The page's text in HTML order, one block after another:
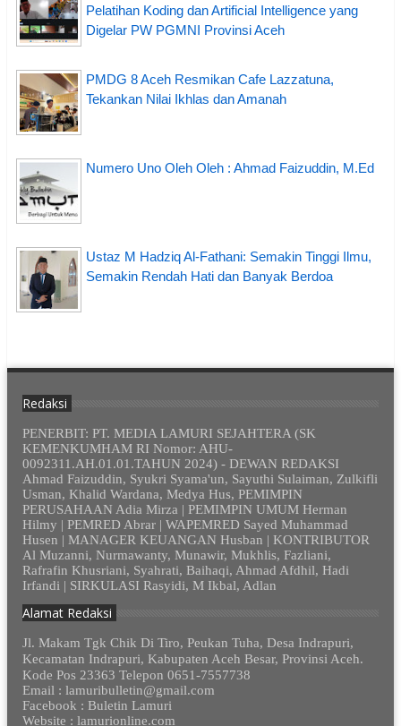
Pelatihan Koding dan Artificial Intelligence yang
Digelar PW PGMNI Provinsi Aceh
PMDG 8 Aceh Resmikan Cafe Lazzatuna,
Tekankan Nilai Ikhlas dan Amanah
Numero Uno Oleh Oleh : Ahmad Faizuddin, M.Ed
Ustaz M Hadziq Al-Fathani: Semakin Tinggi Ilmu,
Semakin Rendah Hati dan Banyak Berdoa
Redaksi
PENERBIT: PT. MEDIA LAMURI SEJAHTERA (SK
KEMENKUMHAM RI Nomor: AHU-
0092311.AH.01.01.TAHUN 2024) - DEWAN REDAKSI
Ahmad Faizuddin, Syukri Syama'un, Sayuthi Sulaiman, Zulkifli
Usman, Khalid Wardana, Medya Hus, PEMIMPIN
PERUSAHAAN Adia Mirza | PEMIMPIN UMUM Herman
Hilmy | PEMRED Abrar | WAPEMRED Sayed Muhammad
Husen | MANAGER KEUANGAN Husban | KONTRIBUTOR
Al Muzanni, Nurmawanty, Munawir, Mukhlis, Fazliani,
Rafrafin Khusriani, Syahrati, Baihaqi, Ahmad Afdhil, Hadi
Irfandi | SIRKULASI Rasyidi, M Ikbal, Adlan
Alamat Redaksi
Jl. Makam Tgk Chik Di Tiro, Peukan Tuha, Desa Indrapuri,
Kecamatan Indrapuri, Kabupaten Aceh Besar, Provinsi Aceh.
Kode Pos 23363 Telepon 0651-7557738
Email : lamuribulletin@gmail.com
Facebook : Buletin Lamuri
Website : lamurionline.com